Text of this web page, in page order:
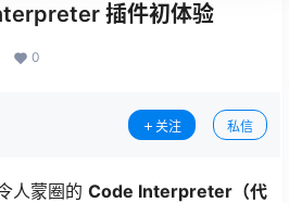
插件初体验
0
关注 私信
人蒙圈的 Code Interpreter（代